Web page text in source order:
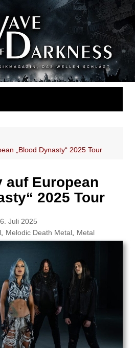
Wave of Darkness
schlägt. Konzerte, Festivals, Events,
Berichte, Musik
„Blood Dynasty“ 2025 Tour
auf European
2025 Tour
Juli 2025
, Melodic Death Metal, Metal